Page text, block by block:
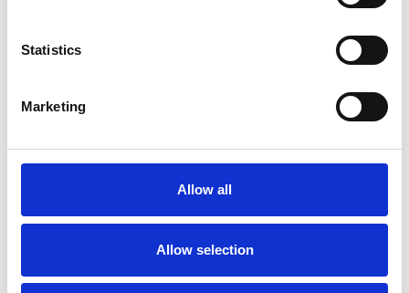
Statistics
Marketing
Allow all
Allow selection
Repubblica Ceca